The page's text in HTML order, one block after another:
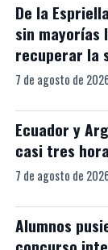
De la
sin mayorías
recuperar la
7 de agosto de
Ecuador y
casi tres
7 de agosto de
Alumnos